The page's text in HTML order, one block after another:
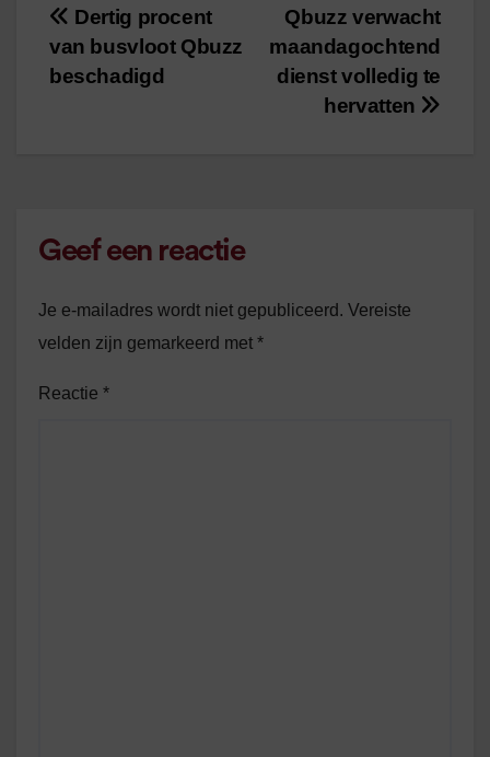
Bericht
navigatie
Qbuzz verwacht
maandagochtend
dienst volledig te
hervatten
Dertig procent
van busvloot Qbuzz
beschadigd
Geef een reactie
Je e-mailadres wordt niet gepubliceerd. Vereiste
velden zijn gemarkeerd met *
Reactie *